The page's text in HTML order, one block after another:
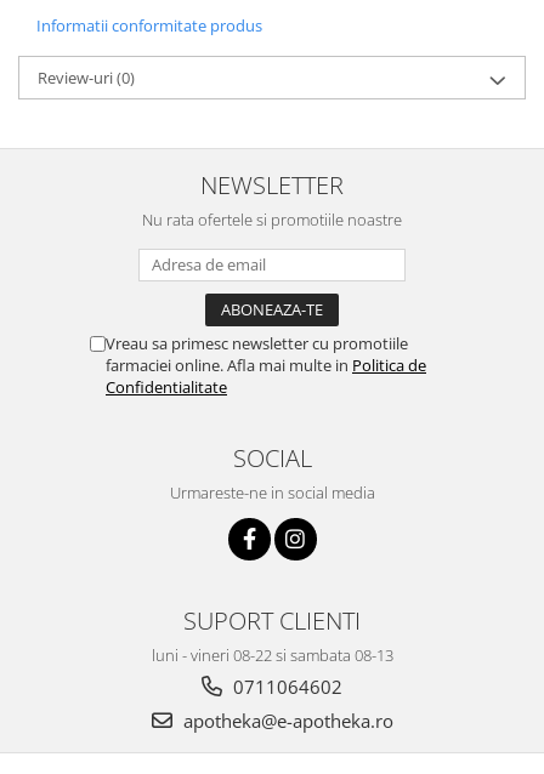
Informatii conformitate produs
Review-uri(0)
NEWSLETTER
Nu rata ofertele si promotiile noastre
Vreau sa primesc newsletter cu promotiile
farmaciei online. Afla mai multe in Politica de
Confidentialitate
SOCIAL
Urmareste-ne in social media
SUPORT CLIENTI
luni - vineri 08-22 si sambata 08-13
0711064602
apotheka@e-apotheka.ro